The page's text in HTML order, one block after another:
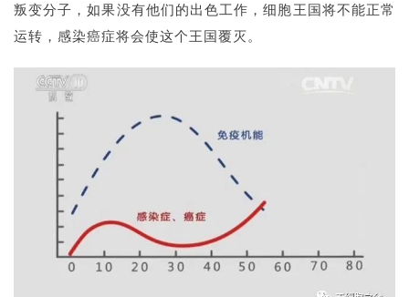
叛变分子，如果没有他们的出色工作，细胞王国将不能正常
运转，感染癌症将会使这个王国覆灭。